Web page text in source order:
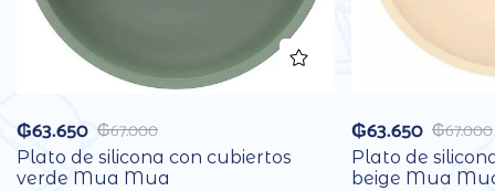
₲67.000
₲63.650
Plato de silicona con cubiertos
verde Mua Mua
₲67.000
₲63.650
Plato de
beige Mua